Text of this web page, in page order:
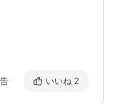
いいね 2